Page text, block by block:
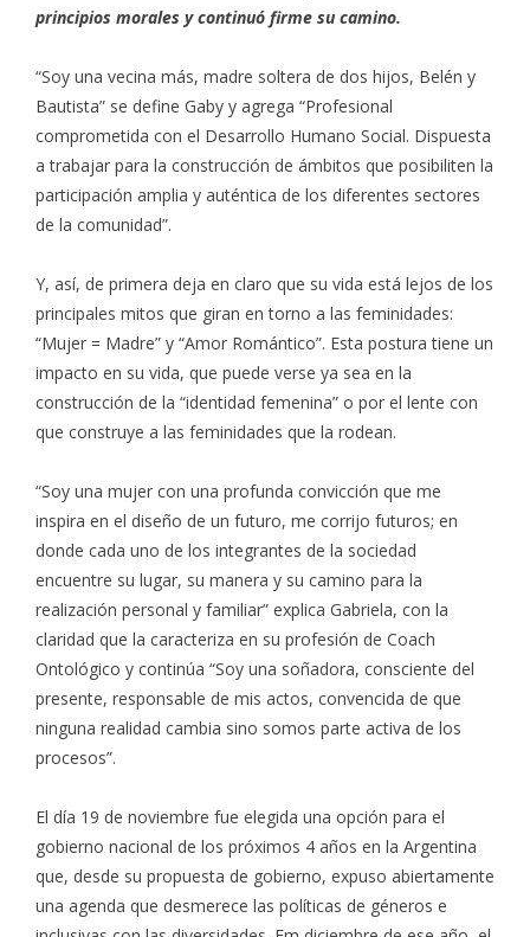
principios morales y continuó firme su camino.
“Soy una vecina más, madre soltera de dos hijos, Belén y
Bautista” se define Gaby y agrega “Profesional
comprometida con el Desarrollo Humano Social. Dispuesta
a trabajar para la construcción de ámbitos que posibiliten la
participación amplia y auténtica de los diferentes sectores
de la comunidad”.
Y, así, de primera deja en claro que su vida está lejos de los
principales mitos que giran en torno a las feminidades:
“Mujer = Madre” y “Amor Romántico”. Esta postura tiene un
impacto en su vida, que puede verse ya sea en la
construcción de la “identidad femenina” o por el lente con
que construye a las feminidades que la rodean.
“Soy una mujer con una profunda convicción que me
inspira en el diseño de un futuro, me corrijo futuros; en
donde cada uno de los integrantes de la sociedad
encuentre su lugar, su manera y su camino para la
realización personal y familiar” explica Gabriela, con la
claridad que la caracteriza en su profesión de Coach
Ontológico y continúa “Soy una soñadora, consciente del
presente, responsable de mis actos, convencida de que
ninguna realidad cambia sino somos parte activa de los
procesos”.
El día 19 de noviembre fue elegida una opción para el
gobierno nacional de los próximos 4 años en la Argentina
que, desde su propuesta de gobierno, expuso abiertamente
una agenda que desmerece las políticas de géneros e